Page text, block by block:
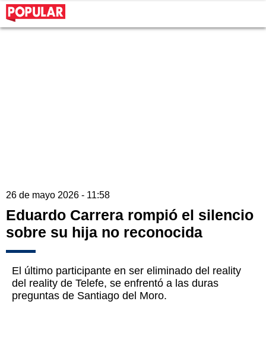
26 de mayo 2026 - 11:58
Eduardo Carrera rompió el silencio
sobre su hija no reconocida
El último participante en ser eliminado del reality
del reality de Telefe, se enfrentó a las duras
preguntas de Santiago del Moro.